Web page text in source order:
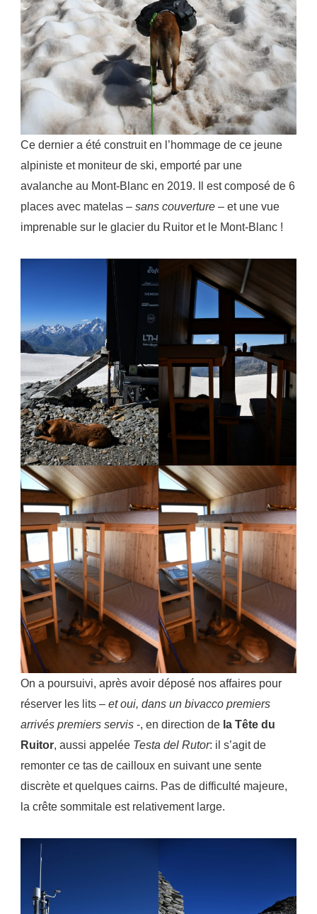
Ce dernier a été construit en l’hommage de ce jeune
alpiniste et moniteur de ski, emporté par une
avalanche au Mont-Blanc en 2019. Il est composé de 6
places avec matelas – sans couverture – et une vue
imprenable sur le glacier du Ruitor et le Mont-Blanc !
On a poursuivi, après avoir déposé nos affaires pour
réserver les lits – et oui, dans un bivacco premiers
arrivés premiers servis -, en direction de la Tête du
Ruitor, aussi appelée Testa del Rutor: il s’agit de
remonter ce tas de cailloux en suivant une sente
discrète et quelques cairns. Pas de difficulté majeure,
la crête sommitale est relativement large.